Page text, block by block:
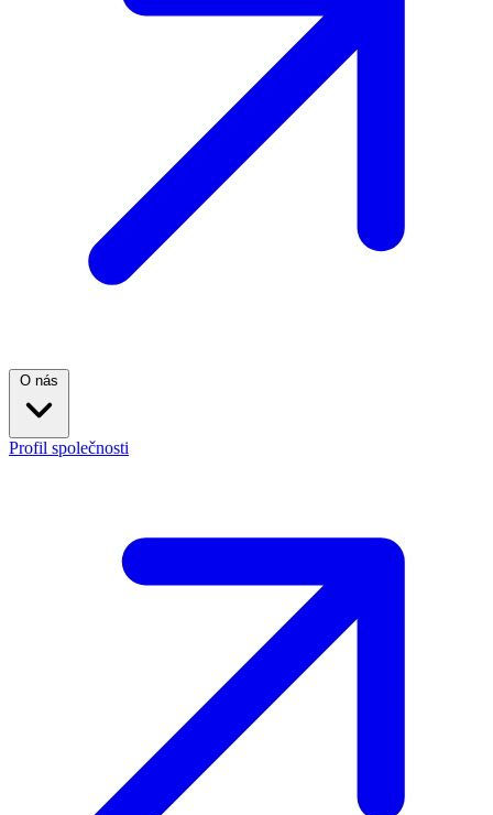
Profil společnosti